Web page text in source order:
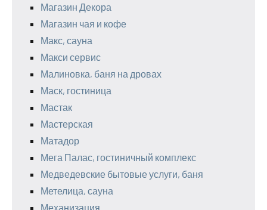
Магазин Декора
Магазин чая и кофе
Макс, сауна
Макси сервис
Малиновка, баня на дровах
Маск, гостиница
Мастак
Мастерская
Матадор
Мега Палас, гостиничный комплекс
Медведевские бытовые услуги, баня
Метелица, сауна
Механизация